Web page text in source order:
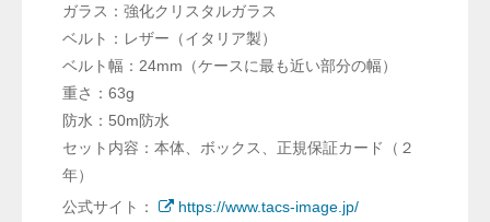
ガラス：強化クリスタルガラス
ベルト：レザー（イタリア製）
ベルト幅：24mm（ケースに最も近い部分の幅）
重さ：63g
防水：50m防水
セット内容：本体、ボックス、正規保証カード（２
年）
公式サイト：
https://www.tacs-image.jp/